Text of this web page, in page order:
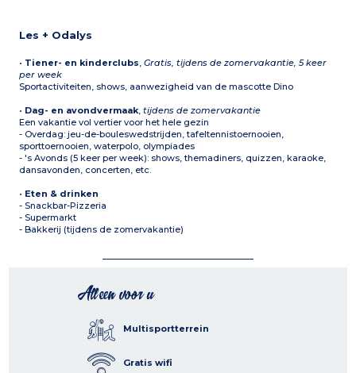
Les + Odalys
• Tiener- en kinderclubs,Gratis, tijdens de zomervakantie, 5 keer
per week
Sportactiviteiten, shows, aanwezigheid van de mascotte Dino
• Dag- en avondvermaak,tijdens de zomervakantie
Een vakantie vol vertier voor het hele gezin
- Overdag: jeu-de-bouleswedstrijden, tafeltennistoernooien,
sporttoernooien, waterpolo, olympiades
- 's Avonds (5 keer per week): shows, themadiners, quizzen, karaoke,
dansavonden, concerten, etc.
• Eten & drinken
- Snackbar-Pizzeria
- Supermarkt
- Bakkerij (tijdens de zomervakantie)
Alleen voor u
Multisportterrein
Gratis wifi